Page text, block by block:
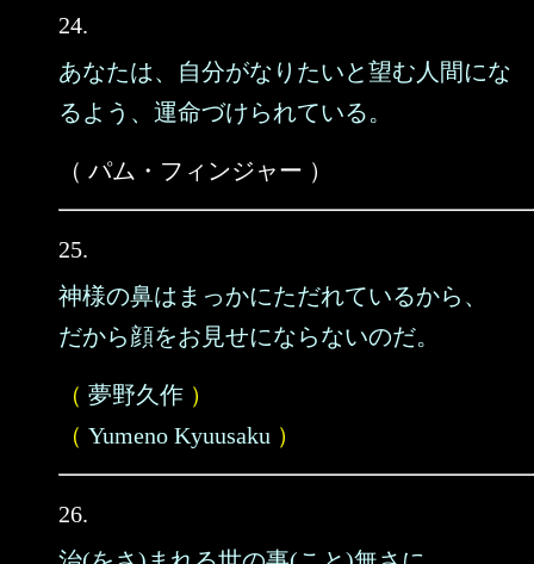
24.
あなたは、自分がなりたいと望む人間にな
るよう、運命づけられている。
（ パム・フィンジャー ）
25.
神様の鼻はまっかにただれているから、
だから顔をお見せにならないのだ。
（ 夢野久作 ）
（ Yumeno Kyuusaku ）
26.